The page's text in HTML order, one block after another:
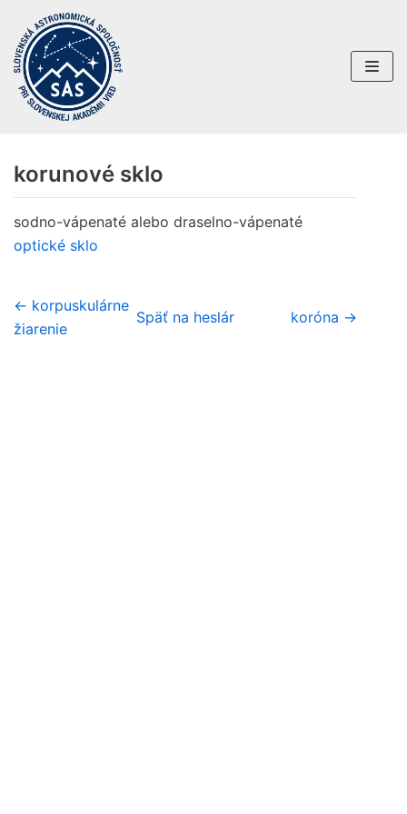
Preskočiť
na
obsah
korunové sklo
sodno-vápenaté alebo draselno-vápenaté
optické sklo
← korpuskulárne
žiarenie
Späť na heslár koróna →